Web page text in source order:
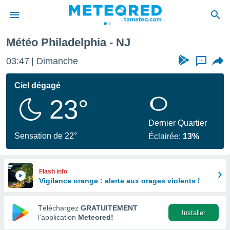
de
Météo Philadelphia - NJ
03:47 Dimanche ...
Ciel dégagé
23°
Sensation de 22°
Dernier Quartier
Éclairée: 13%
Flash info
Vigilance orange : alerte aux orages violents !
Téléchargez GRATUITEMENT
l’application Meteored!
Installer